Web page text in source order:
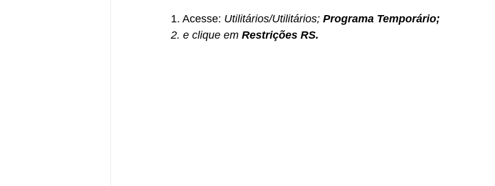
1. Acesse: Utilitários/Utilitários; Programa Temporário;
2. e clique em Restrições RS.